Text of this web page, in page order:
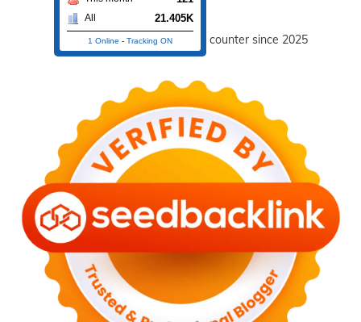
All 21.405K
1 Online - Tracking ON counter since 2025